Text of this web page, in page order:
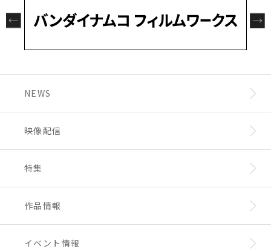
ます。
優先いただき、ご来場を控えていただきますよ
・出演者へのプレゼントやお手紙等はお預かり
できませんので、ご了承ください。
③ 開催期間を9月15日（火）まで延長！
き、サムライトルーパーたちの戦いの舞台を肌
トラブルについて、弊社は一切の責任を負いか
ねます。
変更・終了する場合がございます。あらかじめ
[アプリのプライバシーポリシーはこちらをご
■日本国内にお住まいの方
※必ずご自身のアカウントを“公開”にした状態
で参加ください。アカウントが非公開の場合は
※ダイレクトメッセージを受信拒否設定してい
る場合、参加とみなされません。
■厳正なる抽選の上、ご当選者様にはTVアニ
メ『鎧真伝サムライトルーパー』公式Xアカウ
ントよりダイレクトメッセージにてキャンペー
ン期間後に当選連絡をいたします。
■当選発表は、ダイレクトメッセージの当選連
な描き下ろしイラストをお楽しみに！
こそ！」が公開！
ルに残る伝説の上履き飛ばし記録に挑戦する S
記録更新を目指して盛り上がっていると、そこ
に Y 組が勝負を挑んできて……。
休み時間にS組とY組の上履き飛ばしバトルが勃
発！？気になる勝負の行方は本編をご覧くださ
い！
また、オリジナルドラマ企画始動を記念してサ
イン入りポスターのプレゼントキャンペーンも
NEWS
映像配信
特集
作品情報
イベント情報